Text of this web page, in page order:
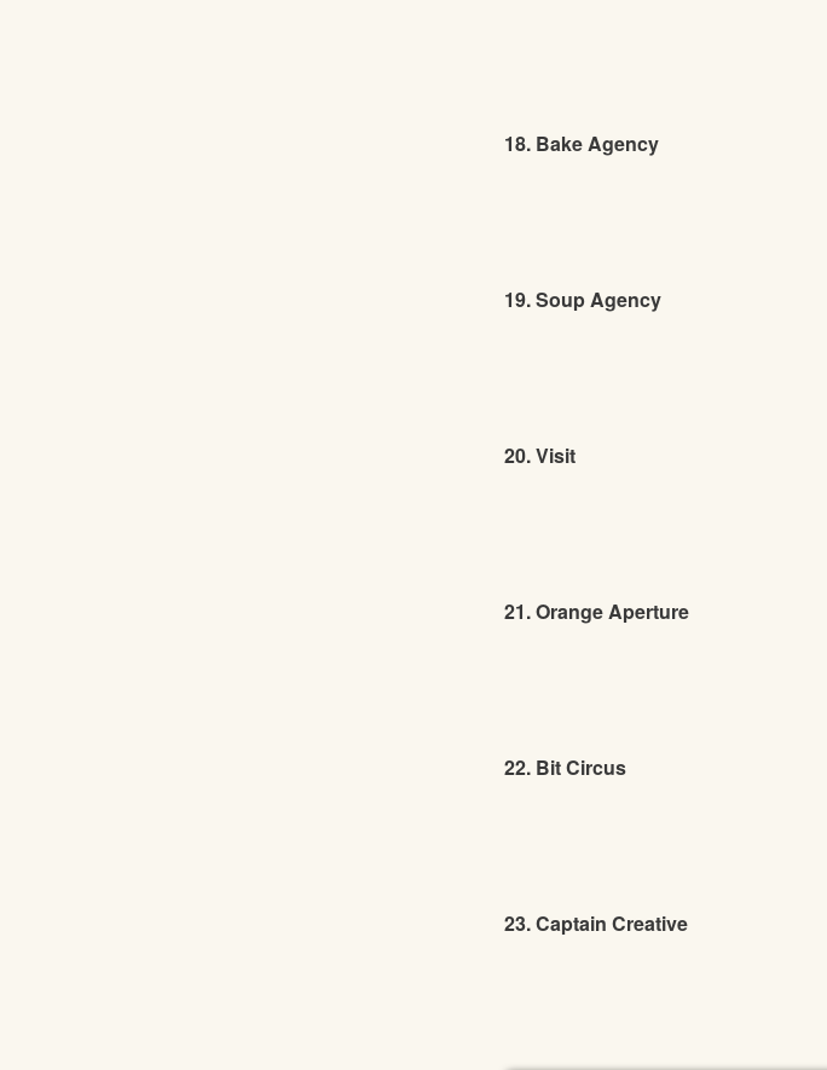
18. Bake Agency
19. Soup Agency
20. Visit
21. Orange Aperture
22. Bit Circus
23. Captain Creative